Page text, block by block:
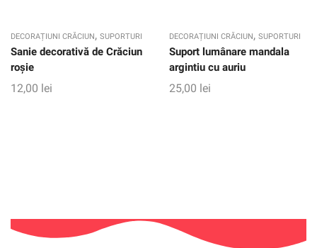
DECORAȚIUNI CRĂCIUN, SUPORTURI
Sanie decorativă de Crăciun
roșie
12,00 lei
DECORAȚIUNI CRĂCIUN, SUPORTURI
Suport lumânare mandala
argintiu cu auriu
25,00 lei